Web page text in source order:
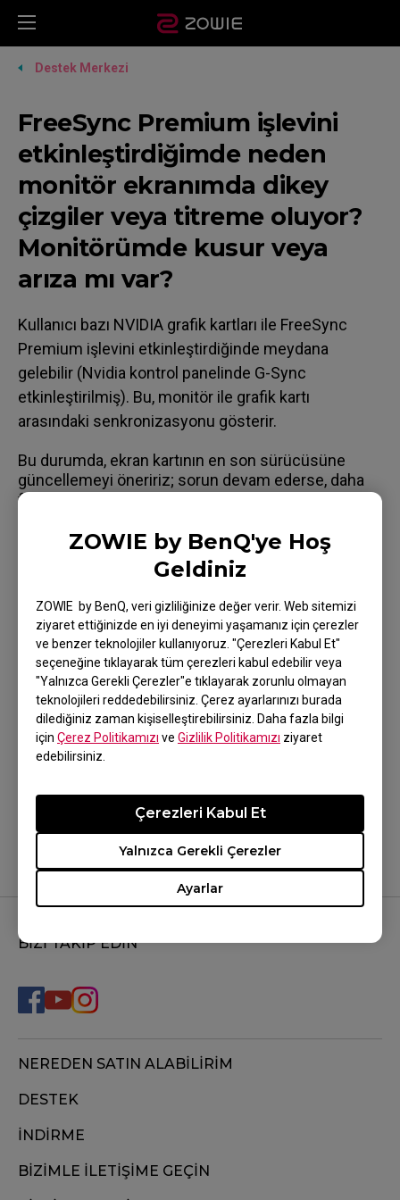
ZOWIE by BenQ'ye Hoş
Geldiniz
ZOWIE by BenQ, veri gizliliğinize değer verir. Web sitemizi
ziyaret ettiğinizde en iyi deneyimi yaşamanız için çerezler
ve benzer teknolojiler kullanıyoruz. "Çerezleri Kabul Et"
seçeneğine tıklayarak tüm çerezleri kabul edebilir veya
"Yalnızca Gerekli Çerezler"e tıklayarak zorunlu olmayan
teknolojileri reddedebilirsiniz. Çerez ayarlarınızı burada
dilediğiniz zaman kişiselleştirebilirsiniz. Daha fazla bilgi
için Çerez Politikamızı ve Gizlilik Politikamızı ziyaret
edebilirsiniz.
Ayarlar
Yalnızca Gerekli Çerezler
Çerezleri Kabul Et
Destek Merkezi
FreeSync Premium işlevini
etkinleştirdiğimde neden
monitör ekranımda dikey
çizgiler veya titreme oluyor?
Monitörümde kusur veya
arıza mı var?
Kullanıcı bazı NVIDIA grafik kartları ile FreeSync
Premium işlevini etkinleştirdiğinde meydana
gelebilir (Nvidia kontrol panelinde G-Sync
etkinleştirilmiş). Bu, monitör ile grafik kartı
arasındaki senkronizasyonu gösterir.
Bu durumda, ekran kartının en son sürücüsüne
güncellemeyi öneririz; sorun devam ederse, daha
fazla yardım için lütfen ZOWIE Twitter ve FB
Uygulanabilir modeller
XL2540K (24.5"), XL2540KE, XL2546K (24.5")
Bu yardımcı oldu mu?
Evet Hayır
BİZİ TAKİP EDİN
NEREDEN SATIN ALABİLİRİM
DESTEK
İNDİRME
BİZİMLE İLETİŞİME GEÇİN